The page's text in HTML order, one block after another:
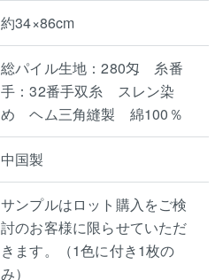
約34×86cm
総パイル生地：280匁 糸番
手：32番手双糸 スレン染
め ヘム三角縫製 綿100％
中国製
サンプルはロット購入をご検
討のお客様に限らせていただ
きます。（1色に付き1枚の
み）